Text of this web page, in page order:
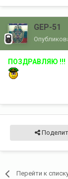
GEP-51
ПОЗДРАВЛЯЮ !!!
Перейти к